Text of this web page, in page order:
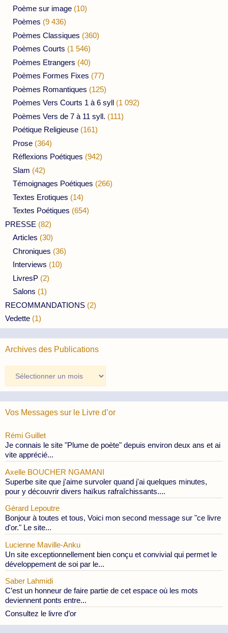
Poème sur image (10)
Poèmes (9 436)
Poèmes Classiques (360)
Poèmes Courts (1 546)
Poèmes Etrangers (40)
Poèmes Formes Fixes (77)
Poèmes Romantiques (125)
Poèmes Vers Courts 1 à 6 syll (1 092)
Poèmes Vers de 7 à 11 syll. (111)
Poétique Religieuse (161)
Prose (364)
Réflexions Poétiques (942)
Slam (42)
Témoignages Poétiques (266)
Textes Erotiques (14)
Textes Poétiques (654)
PRESSE (82)
Articles (30)
Chroniques (36)
Interviews (10)
LivresP (2)
Salons (1)
RECOMMANDATIONS (2)
Vedette (1)
Archives des Publications
des
Publications
Vos Messages sur le Livre d’or
Rémi Guillet
Je connais le site "Plume de poète" depuis environ deux ans et ai
vite apprécié...
Axelle BOUCHER NGAMANI
Superbe site que j'aime survoler quand j'ai quelques minutes,
pour y découvrir divers haïkus rafraîchissants....
Gérard Lepoutre
Bonjour à toutes et tous, Voici mon second message sur "ce livre
d'or." Le site...
Lucienne Maville-Anku
Un site exceptionnellement bien conçu et convivial qui permet le
développement de soi par le...
Saber Lahmidi
C’est un honneur de faire partie de cet espace où les mots
deviennent ponts entre...
Consultez le livre d’or